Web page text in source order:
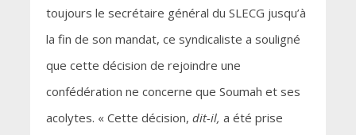
toujours le secrétaire général du SLECG jusqu’à
la fin de son mandat, ce syndicaliste a souligné
que cette décision de rejoindre une
confédération ne concerne que Soumah et ses
acolytes. « Cette décision, dit-il, a été prise